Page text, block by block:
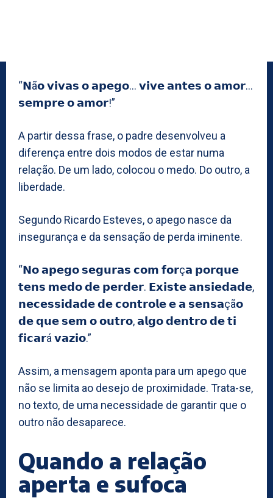
“𝗡ã𝗼 𝘃𝗶𝘃𝗮𝘀 𝗼 𝗮𝗽𝗲𝗴𝗼… 𝘃𝗶𝘃𝗲 𝗮𝗻𝘁𝗲𝘀 𝗼 𝗮𝗺𝗼𝗿…
𝘀𝗲𝗺𝗽𝗿𝗲 𝗼 𝗮𝗺𝗼𝗿!”
A partir dessa frase, o padre desenvolveu a
diferença entre dois modos de estar numa
relação. De um lado, colocou o medo. Do outro, a
liberdade.
Segundo Ricardo Esteves, o apego nasce da
insegurança e da sensação de perda iminente.
“𝗡𝗼 𝗮𝗽𝗲𝗴𝗼 𝘀𝗲𝗴𝘂𝗿𝗮𝘀 𝗰𝗼𝗺 𝗳𝗼𝗿ç𝗮 𝗽𝗼𝗿𝗾𝘂𝗲
𝘁𝗲𝗻𝘀 𝗺𝗲𝗱𝗼 𝗱𝗲 𝗽𝗲𝗿𝗱𝗲𝗿. 𝗘𝘅𝗶𝘀𝘁𝗲 𝗮𝗻𝘀𝗶𝗲𝗱𝗮𝗱𝗲,
𝗻𝗲𝗰𝗲𝘀𝘀𝗶𝗱𝗮𝗱𝗲 𝗱𝗲 𝗰𝗼𝗻𝘁𝗿𝗼𝗹𝗲 𝗲 𝗮 𝘀𝗲𝗻𝘀𝗮çã𝗼
𝗱𝗲 𝗾𝘂𝗲 𝘀𝗲𝗺 𝗼 𝗼𝘂𝘁𝗿𝗼, 𝗮𝗹𝗴𝗼 𝗱𝗲𝗻𝘁𝗿𝗼 𝗱𝗲 𝘁𝗶
𝗳𝗶𝗰𝗮𝗿á 𝘃𝗮𝘇𝗶𝗼.”
Assim, a mensagem aponta para um apego que
não se limita ao desejo de proximidade. Trata-se,
no texto, de uma necessidade de garantir que o
outro não desaparece.
Quando a relação
aperta e sufoca